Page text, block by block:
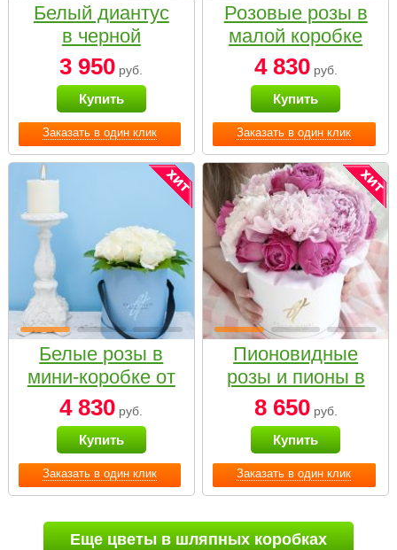
Заказать в один клик
Белый диантус
в черной
коробке Small
3 950 руб.
Купить
Заказать в один клик
Розовые розы в
малой коробке
4 830руб.
Купить
Заказать в один клик
Белые розы в
мини-коробке от
Bella Fiori
4 830 руб.
Купить
Заказать в один клик
Пионовидные
розы и пионы в
белой коробке
Small
8 650руб.
Купить
Еще цветы в шляпных коробках